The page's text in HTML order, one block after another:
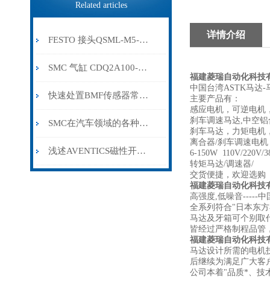
Related articles
FESTO 接头QSML-M5-4 （153333）
SMC 气缸 CDQ2A100-40DMZ-XC8
快速处置BMF传感器常见故障是保障系统稳定运行的关键
SMC在汽车领域的各种工业标准产品及战略项目
浅述AVENTICS磁性开关的工艺原理
详情介绍
福建菱瑞自动化科技
中国台湾ASTK马达-
主要产品有：
感应电机，可逆电机
刹车调速马达,中空
刹车马达，力矩电机
离合器/刹车调速电
6-150W 110V/220V/
转矩马达/调速器/
交货便捷，欢迎选购
福建菱瑞自动化科技
高强度,低噪音-----中
全系列符合"日本东
马达及牙箱可个别取
皆经过严格制程品管
福建菱瑞自动化科技
马达设计所需的电机
后继续为满足广大客
公司本着"品质*、技